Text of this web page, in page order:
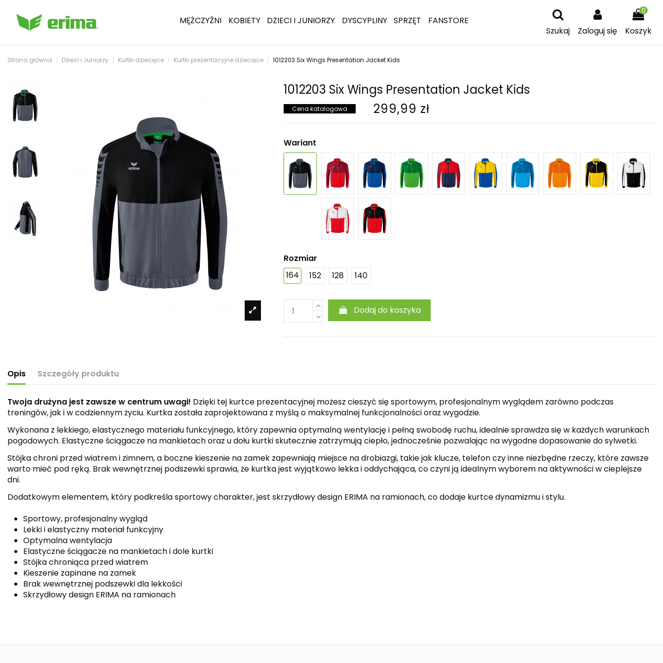
MĘŻCZYŹNI KOBIETY DZIECI I JUNIORZY DYSCYPLINY SPRZĘT
FANSTORE
Szukaj
Zaloguj się
0
Koszyk
Strona główna Dzieci i Juniorzy Kurtki dziecięce Kurtki prezentacyjne dziecięce 1012203 Six Wings Presentation Jacket Kids
1012203 Six Wings Presentation Jacket Kids
Cena katalogowa 299,99 zł
Wariant
Rozmiar
164
152 128 140
Dodaj do koszyka
Opis Szczegóły produktu
Twoja drużyna jest zawsze w centrum uwagi! Dzięki tej kurtce prezentacyjnej możesz cieszyć się sportowym, profesjonalnym wyglądem zarówno podczas
treningów, jak i w codziennym życiu. Kurtka została zaprojektowana z myślą o maksymalnej funkcjonalności oraz wygodzie.
Wykonana z lekkiego, elastycznego materiału funkcyjnego, który zapewnia optymalną wentylację i pełną swobodę ruchu, idealnie sprawdza się w każdych warunkach
pogodowych. Elastyczne ściągacze na mankietach oraz u dołu kurtki skutecznie zatrzymują ciepło, jednocześnie pozwalając na wygodne dopasowanie do sylwetki.
Stójka chroni przed wiatrem i zimnem, a boczne kieszenie na zamek zapewniają miejsce na drobiazgi, takie jak klucze, telefon czy inne niezbędne rzeczy, które zawsze
warto mieć pod ręką. Brak wewnętrznej podszewki sprawia, że kurtka jest wyjątkowo lekka i oddychająca, co czyni ją idealnym wyborem na aktywności w cieplejsze
dni.
Dodatkowym elementem, który podkreśla sportowy charakter, jest skrzydłowy design ERIMA na ramionach, co dodaje kurtce dynamizmu i stylu.
Sportowy, profesjonalny wygląd
Lekki i elastyczny materiał funkcyjny
Optymalna wentylacja
Elastyczne ściągacze na mankietach i dole kurtki
Stójka chroniąca przed wiatrem
Kieszenie zapinane na zamek
Brak wewnętrznej podszewki dla lekkości
Skrzydłowy design ERIMA na ramionach